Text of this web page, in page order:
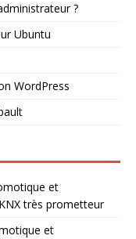
?
Ubuntu
WordPress
et
très prometteur
et